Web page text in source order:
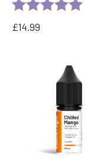
Ocena:
£14.99